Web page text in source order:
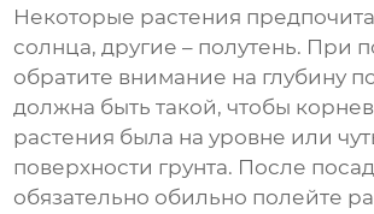
Некоторые растения
солнца, другие – полутень. При
обратите внимание на глубину
должна быть такой, чтобы
растения была на уровне или
поверхности грунта. После
обязательно обильно полейте